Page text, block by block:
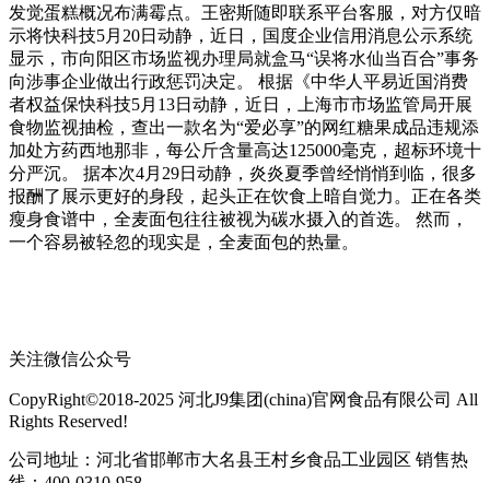
发觉蛋糕概况布满霉点。王密斯随即联系平台客服，对方仅暗
示将快科技5月20日动静，近日，国度企业信用消息公示系统
显示，市向阳区市场监视办理局就盒马“误将水仙当百合”事务
向涉事企业做出行政惩罚决定。 根据《中华人平易近国消费
者权益保快科技5月13日动静，近日，上海市市场监管局开展
食物监视抽检，查出一款名为“爱必享”的网红糖果成品违规添
加处方药西地那非，每公斤含量高达125000毫克，超标环境十
分严沉。 据本次4月29日动静，炎炎夏季曾经悄悄到临，很多
报酬了展示更好的身段，起头正在饮食上暗自觉力。正在各类
瘦身食谱中，全麦面包往往被视为碳水摄入的首选。 然而，
一个容易被轻忽的现实是，全麦面包的热量。
关注微信公众号
CopyRight©2018-2025 河北J9集团(china)官网食品有限公司 All
Rights Reserved!
公司地址：河北省邯郸市大名县王村乡食品工业园区 销售热